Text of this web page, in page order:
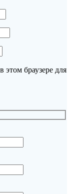
этом браузере для